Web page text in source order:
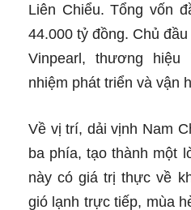
Liên Chiểu. Tổng vốn
44.000 tỷ đồng. Chủ
Vinpearl, thương hiệu
nhiệm phát triển và vận
Về vị trí, dải vịnh Nam
ba phía, tạo thành một
này có giá trị thực về
gió lạnh trực tiếp, mùa